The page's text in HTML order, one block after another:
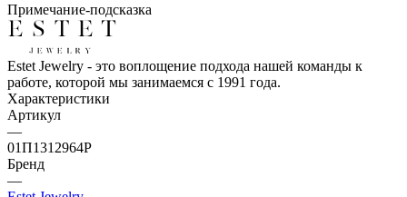
Примечание-подсказка
Estet Jewelry - это воплощение подхода нашей команды к
работе, которой мы занимаемся с 1991 года.
Характеристики
Артикул
—
01П1312964Р
Бренд
—